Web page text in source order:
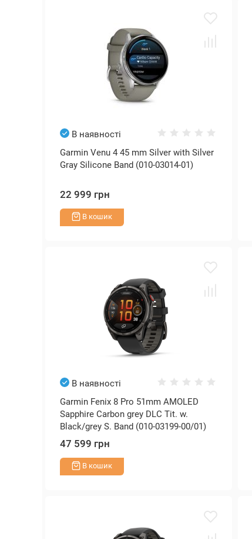
В наявності
Garmin Venu 4 45 mm Silver with Silver
Gray Silicone Band (010-03014-01)
22 999 грн
В кошик
В наявності
Garmin Fenix 8 Pro 51mm AMOLED
Sapphire Carbon grey DLC Tit. w.
Black/grey S. Band (010-03199-00/01)
47 599 грн
В кошик